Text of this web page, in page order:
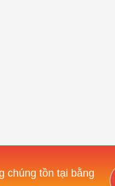
chúng tồn tại bằng